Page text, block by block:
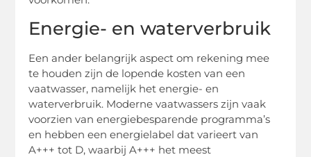
Energie- en waterverbruik
Een ander belangrijk aspect om rekening mee
te houden zijn de lopende kosten van een
vaatwasser, namelijk het energie- en
waterverbruik. Moderne vaatwassers zijn vaak
voorzien van energiebesparende programma’s
en hebben een energielabel dat varieert van
A+++ tot D, waarbij A+++ het meest